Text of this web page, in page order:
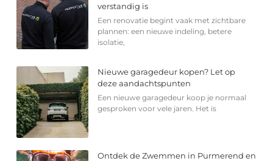
verstandig is
Een renovatie begint vaak met zichtbare
plannen: een nieuwe indeling, betere
isolatie,
Nieuwe garagedeur kopen? Let op
deze aandachtspunten
Een nieuwe garagedeur koop je normaal
gesproken voor vele jaren. Het is
Ontdek de Zwemmen in Purmerend en